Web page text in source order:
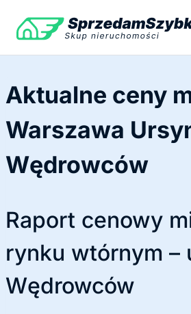
treści
Aktualne ceny
Warszawa
Wędrowców
Raport cenowy
rynku wtórnym –
Wędrowców